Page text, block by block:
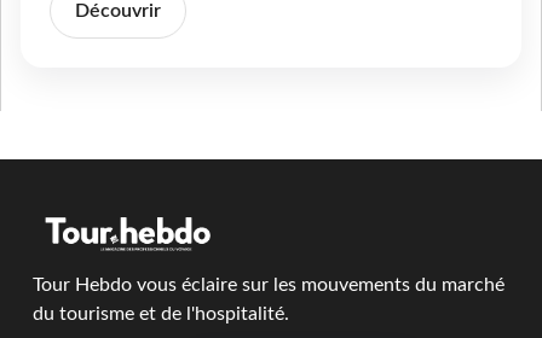
Découvrir
Tour Hebdo vous éclaire sur les mouvements du marché
du tourisme et de l'hospitalité.